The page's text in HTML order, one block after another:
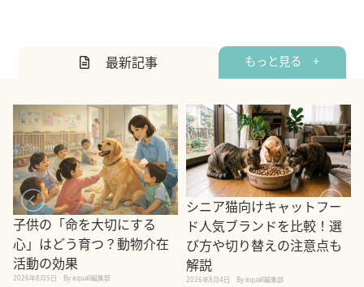
最新記事 もっと見る +
子供の「命を大切にする
心」はどう育つ？動物介在
活動の効果
2026年8月5日 By equall編集部
シニア猫向けキャットフー
ド人気ブランドを比較！選
び方や切り替えの注意点も
解説
2026年8月4日 By equall編集部